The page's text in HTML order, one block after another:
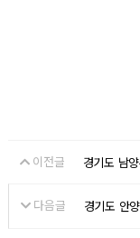
이전글 경기도 남
다음글 경기도 안